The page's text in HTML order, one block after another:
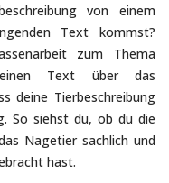
von einem
Text kommst?
zum Thema
einen Text über das
deine Tierbeschreibung
So siehst du, ob du die
Nagetier sachlich und
hast.